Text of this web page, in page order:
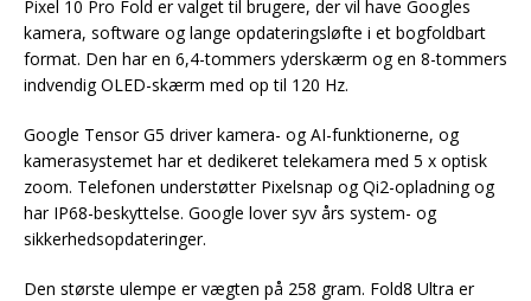
Pixel 10 Pro Fold er valget til brugere, der vil have Googles
kamera, software og lange opdateringsløfte i et bogfoldbart
format. Den har en 6,4-tommers yderskærm og en 8-tommers
indvendig OLED-skærm med op til 120 Hz.
Google Tensor G5 driver kamera- og AI-funktionerne, og
kamerasystemet har et dedikeret telekamera med 5 x optisk
zoom. Telefonen understøtter Pixelsnap og Qi2-opladning og
har IP68-beskyttelse. Google lover syv års system- og
sikkerhedsopdateringer.
Den største ulempe er vægten på 258 gram. Fold8 Ultra er